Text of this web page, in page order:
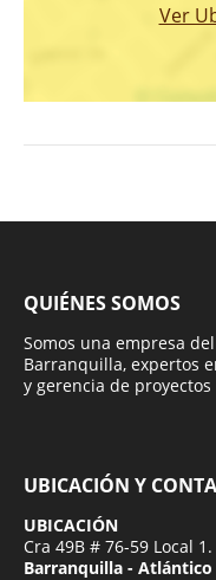
Ver
QUIÉNES SOMOS
Somos una empresa
Barranquilla, expertos
y gerencia de
UBICACIÓN Y
UBICACIÓN
Cra 49B # 76-59 Local 1.
Barranquilla -